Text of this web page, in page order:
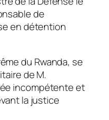
de
en détention
du Rwanda, se
de M.
incompétente et
la justice